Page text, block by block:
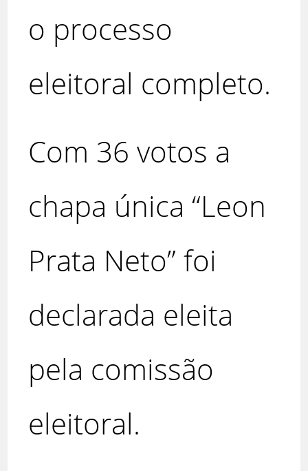
o processo
eleitoral completo.
Com 36 votos a
chapa única “Leon
Prata Neto” foi
declarada eleita
pela comissão
eleitoral.